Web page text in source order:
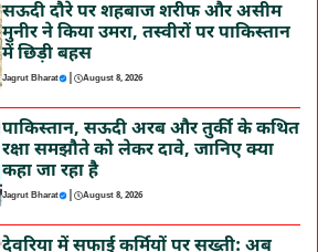
सऊदी दौरे पर शहबाज शरीफ और असीम
मुनीर ने किया उमरा, तस्वीरों पर पाकिस्तान
में छिड़ी बहस
Jagrut Bharat | August 8, 2026
पाकिस्तान, सऊदी अरब और तुर्की के कथित
रक्षा समझौते को लेकर दावे, जानिए क्या
कहा जा रहा है
Jagrut Bharat | August 8, 2026